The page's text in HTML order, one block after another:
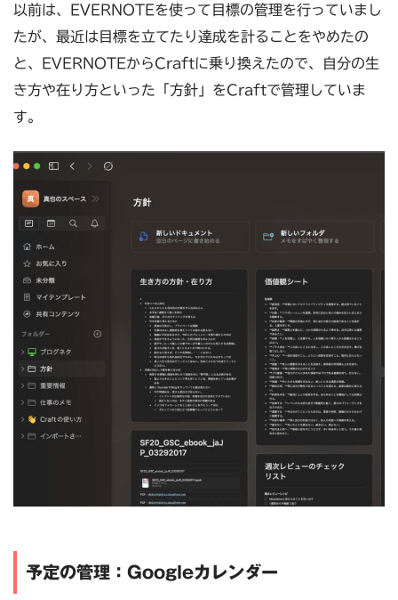
以前は、EVERNOTEを使って目標の管理を行っていまし
たが、最近は目標を立てたり達成を計ることをやめたの
と、EVERNOTEからCraftに乗り換えたので、自分の生
き方や在り方といった「方針」をCraftで管理していま
す。
予定の管理：Googleカレンダー